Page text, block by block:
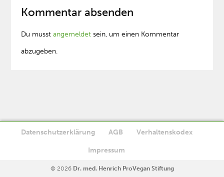
Kommentar absenden
Du musstangemeldet sein, um einen Kommentar
abzugeben.
Datenschutzerklärung AGB Verhaltenskodex
Impressum
© 2026 Dr. med. Henrich ProVegan Stiftung